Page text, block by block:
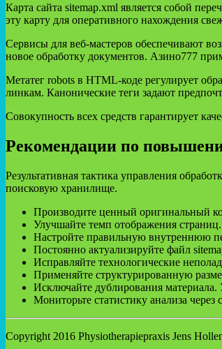
Карта сайта sitemap.xml является собой
эту карту для оперативного нахождения
Сервисы для веб-мастеров обеспечивают
новое обработку документов. Азино777
Метатег robots в HTML-коде регулирует
линкам. Канонические теги задают
Совокупность всех средств гарантирует
Рекомендации по
Результативная тактика управления
поисковую хранилище.
Производите ценный оригинальный
Улучшайте темп отображения
Настройте правильную внутреннюю
Постоянно актуализируйте файл
Исправляйте технологические
Применяйте структурированную
Исключайте дублирования
Мониторьте статистику анализа
Copyright 2016 Physiotherapiepraxis Jens